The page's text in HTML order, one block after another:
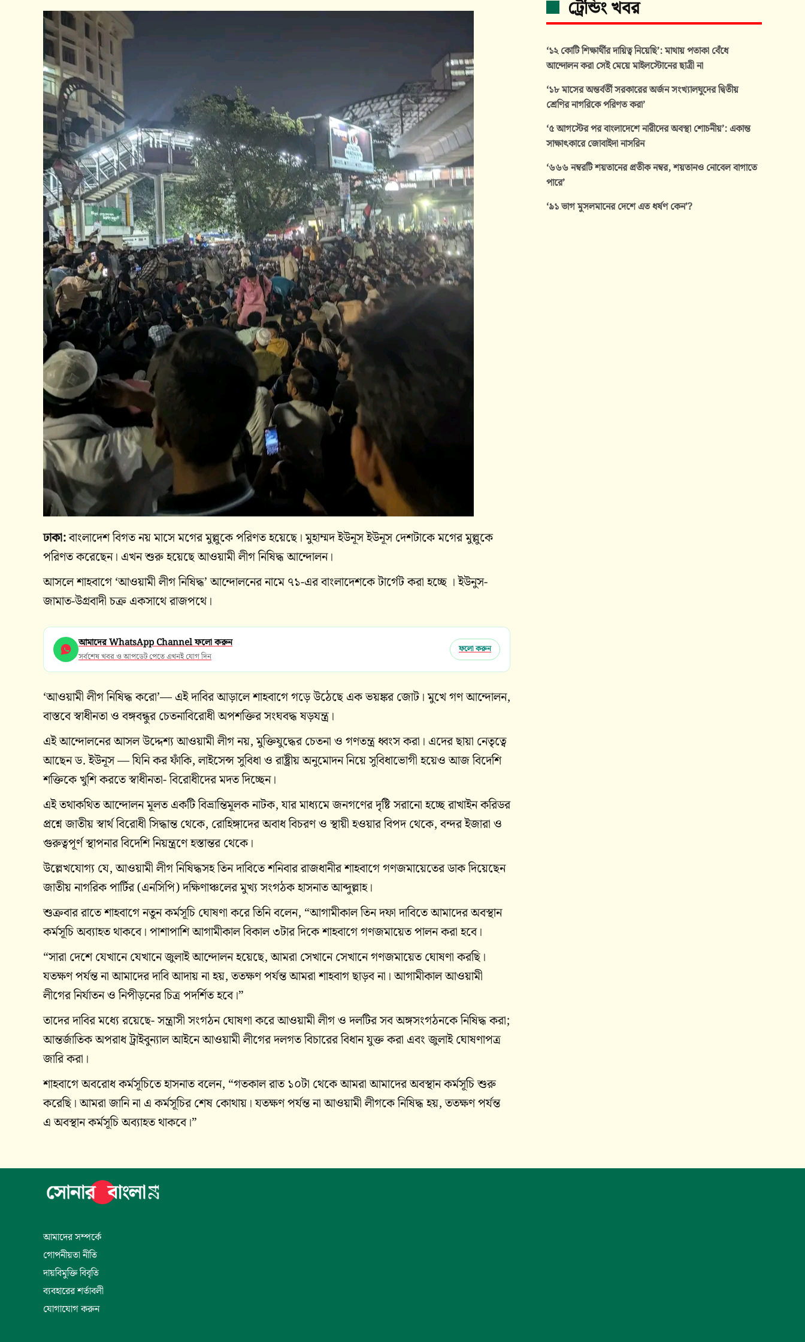
ঢাকা:বাংলাদেশ বিগত নয় মাসে মগের মুল্লুকে পরিণত হয়েছে। মুহাম্মদ ইউনূস ইউনূস দেশটাকে মগের মুল্লুকে
পরিণত করেছেন। এখন শুরু হয়েছে আওয়ামী লীগ নিষিদ্ধ আন্দোলন।
আসলে শাহবাগে ‘আওয়ামী লীগ নিষিদ্ধ’ আন্দোলনের নামে ৭১-এর বাংলাদেশকে টার্গেট করা হচ্ছে । ইউনুস-
জামাত-উগ্রবাদী চক্র একসাথে রাজপথে।
আমাদের WhatsApp Channel ফলো করুন
সর্বশেষ খবর ও আপডেট পেতে এখনই যোগ দিন
ফলো করুন
‘আওয়ামী লীগ নিষিদ্ধ করো’— এই দাবির আড়ালে শাহবাগে গড়ে উঠেছে এক ভয়ঙ্কর জোট। মুখে গণ আন্দোলন,
বাস্তবে স্বাধীনতা ও বঙ্গবন্ধুর চেতনাবিরোধী অপশক্তির সংঘবদ্ধ ষড়যন্ত্র।
এই আন্দোলনের আসল উদ্দেশ্য আওয়ামী লীগ নয়, মুক্তিযুদ্ধের চেতনা ও গণতন্ত্র ধ্বংস করা। এদের ছায়া নেতৃত্বে
আছেন ড. ইউনূস — যিনি কর ফাঁকি, লাইসেন্স সুবিধা ও রাষ্ট্রীয় অনুমোদন নিয়ে সুবিধাভোগী হয়েও আজ বিদেশি
শক্তিকে খুশি করতে স্বাধীনতা- বিরোধীদের মদত দিচ্ছেন।
এই তথাকথিত আন্দোলন মূলত একটি বিভ্রান্তিমূলক নাটক, যার মাধ্যমে জনগণের দৃষ্টি সরানো হচ্ছে রাখাইন করিডর
প্রশ্নে জাতীয় স্বার্থ বিরোধী সিদ্ধান্ত থেকে, রোহিঙ্গাদের অবাধ বিচরণ ও স্থায়ী হওয়ার বিপদ থেকে, বন্দর ইজারা ও
গুরুত্বপূর্ণ স্থাপনার বিদেশি নিয়ন্ত্রণে হস্তান্তর থেকে।
উল্লেখযোগ্য যে, আওয়ামী লীগ নিষিদ্ধসহ তিন দাবিতে শনিবার রাজধানীর শাহবাগে গণজমায়েতের ডাক দিয়েছেন
জাতীয় নাগরিক পার্টির (এনসিপি) দক্ষিণাঞ্চলের মুখ্য সংগঠক হাসনাত আব্দুল্লাহ।
শুক্রবার রাতে শাহবাগে নতুন কর্মসূচি ঘোষণা করে তিনি বলেন, “আগামীকাল তিন দফা দাবিতে আমাদের অবস্থান
কর্মসূচি অব্যাহত থাকবে। পাশাপাশি আগামীকাল বিকাল ৩টার দিকে শাহবাগে গণজমায়েত পালন করা হবে।
“সারা দেশে যেখানে যেখানে জুলাই আন্দোলন হয়েছে, আমরা সেখানে সেখানে গণজমায়েত ঘোষণা করছি।
যতক্ষণ পর্যন্ত না আমাদের দাবি আদায় না হয়, ততক্ষণ পর্যন্ত আমরা শাহবাগ ছাড়ব না। আগামীকাল আওয়ামী
লীগের নির্যাতন ও নিপীড়নের চিত্র পদর্শিত হবে।”
তাদের দাবির মধ্যে রয়েছে- সন্ত্রাসী সংগঠন ঘোষণা করে আওয়ামী লীগ ও দলটির সব অঙ্গসংগঠনকে নিষিদ্ধ করা;
আন্তর্জাতিক অপরাধ ট্রাইবুন্যাল আইনে আওয়ামী লীগের দলগত বিচারের বিধান যুক্ত করা এবং জুলাই ঘোষণাপত্র
জারি করা।
শাহবাগে অবরোধ কর্মসূচিতে হাসনাত বলেন, “গতকাল রাত ১০টা থেকে আমরা আমাদের অবস্থান কর্মসূচি শুরু
করেছি। আমরা জানি না এ কর্মসূচির শেষ কোথায়। যতক্ষণ পর্যন্ত না আওয়ামী লীগকে নিষিদ্ধ হয়, ততক্ষণ পর্যন্ত
এ অবস্থান কর্মসূচি অব্যাহত থাকবে।”
ট্রেন্ডিং খবর
‘১২ কোটি শিক্ষার্থীর দায়িত্ব নিয়েছি’: মাথায় পতাকা বেঁধে
আন্দোলন করা সেই মেয়ে মাইলস্টোনের ছাত্রী না
‘১৮ মাসের অন্তর্বর্তী সরকারের অর্জন সংখ্যালঘুদের দ্বিতীয়
শ্রেণির নাগরিকে পরিণত করা’
‘৫ আগস্টের পর বাংলাদেশে নারীদের অবস্থা শোচনীয়’: একান্ত
সাক্ষাৎকারে জোবাইদা নাসরিন
‘৬৬৬ নম্বরটি শয়তানের প্রতীক নম্বর, শয়তানও নোবেল বাগাতে
পারে’
‘৯১ ভাগ মুসলমানের দেশে এত ধর্ষণ কেন’?
আমাদের সম্পর্কে
গোপনীয়তা নীতি
দায়বিমুক্তি বিবৃতি
ব্যবহারের শর্তাবলী
যোগাযোগ করুন